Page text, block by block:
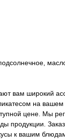
вам широкий
на вашем
цене. Мы
продукции.
к вашим